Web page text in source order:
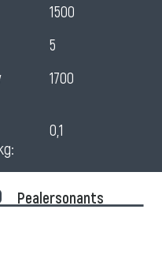
1500
5
1700
0,1
Pealersonants